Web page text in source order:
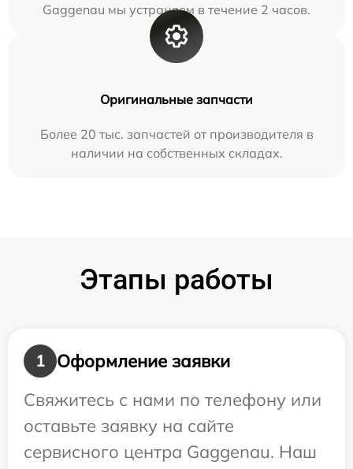
Gaggenau мы устраняем в течение 2 часов.
Оригинальные запчасти
Более 20 тыс. запчастей от производителя в
наличии на собственных складах.
Этапы работы
1
Оформление заявки
Свяжитесь с нами по телефону или
оставьте заявку на сайте
сервисного центра Gaggenau. Наш